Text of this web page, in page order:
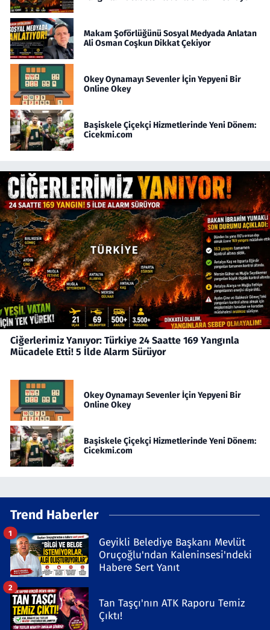
Makam Şoförlüğünü Sosyal Medyada Anlatan
Ali Osman Coşkun Dikkat Çekiyor
Okey Oynamayı Sevenler İçin Yepyeni Bir
Online Okey
Başiskele Çiçekçi Hizmetlerinde Yeni Dönem:
Cicekmi.com
Ciğerlerimiz Yanıyor: Türkiye 24 Saatte 169 Yangınla
Mücadele Etti! 5 İlde Alarm Sürüyor
Okey Oynamayı Sevenler İçin Yepyeni Bir
Online Okey
Başiskele Çiçekçi Hizmetlerinde Yeni Dönem:
Cicekmi.com
Trend Haberler
Geyikli Belediye Başkanı Mevlüt
Oruçoğlu'ndan Kaleninsesi'ndeki
Habere Sert Yanıt
1
Tan Taşçı'nın ATK Raporu Temiz
Çıktı!
2